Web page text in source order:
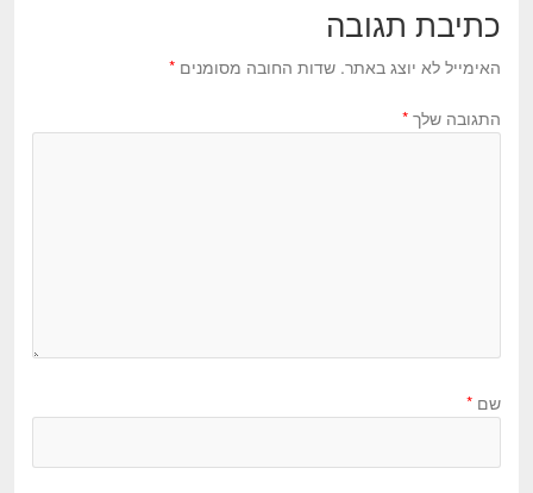
כתיבת תגובה
האימייל לא יוצג באתר. שדות החובה מסומנים *
התגובה שלך *
שם *